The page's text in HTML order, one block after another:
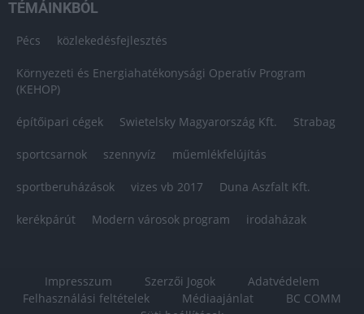
TÉMÁINKBÓL
Pécs közlekedésfejlesztés
Környezeti és Energiahatékonysági Operatív Program
(KEHOP)
építőipari cégek Swietelsky Magyarország Kft. Strabag
sportcsarnok szennyvíz műemlékfelújítás
sportberuházások vizes vb 2017 Duna Aszfalt Kft.
kerékpárút Modern városok program irodaházak
Impresszum Szerzői Jogok
Adatvédelem
Felhasználási feltételek
Médiaajánlat
BC COMM